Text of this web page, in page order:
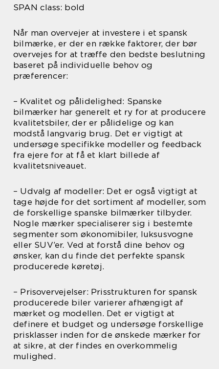
SPAN class: bold
Når man overvejer at investere i et spansk
bilmærke, er der en række faktorer, der bør
overvejes for at træffe den bedste beslutning
baseret på individuelle behov og
præferencer:
– Kvalitet og pålidelighed: Spanske
bilmærker har generelt et ry for at producere
kvalitetsbiler, der er pålidelige og kan
modstå langvarig brug. Det er vigtigt at
undersøge specifikke modeller og feedback
fra ejere for at få et klart billede af
kvalitetsniveauet.
– Udvalg af modeller: Det er også vigtigt at
tage højde for det sortiment af modeller, som
de forskellige spanske bilmærker tilbyder.
Nogle mærker specialiserer sig i bestemte
segmenter som økonomibiler, luksusvogne
eller SUV’er. Ved at forstå dine behov og
ønsker, kan du finde det perfekte spansk
producerede køretøj.
– Prisovervejelser: Prisstrukturen for spansk
producerede biler varierer afhængigt af
mærket og modellen. Det er vigtigt at
definere et budget og undersøge forskellige
prisklasser inden for de ønskede mærker for
at sikre, at der findes en overkommelig
mulighed.